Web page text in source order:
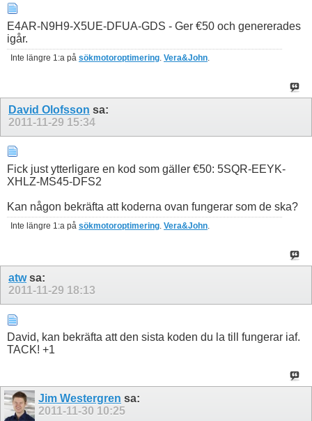
E4AR-N9H9-X5UE-DFUA-GDS - Ger €50 och genererades
igår.
Inte längre 1:a på sökmotoroptimering. Vera&John.
David Olofsson sa:
2011-11-29 15:34
Fick just ytterligare en kod som gäller €50: 5SQR-EEYK-
XHLZ-MS45-DFS2
Kan någon bekräfta att koderna ovan fungerar som de ska?
Inte längre 1:a på sökmotoroptimering. Vera&John.
atwsa:
2011-11-29 18:13
David, kan bekräfta att den sista koden du la till fungerar iaf.
TACK! +1
Jim Westergren sa:
2011-11-30 10:25